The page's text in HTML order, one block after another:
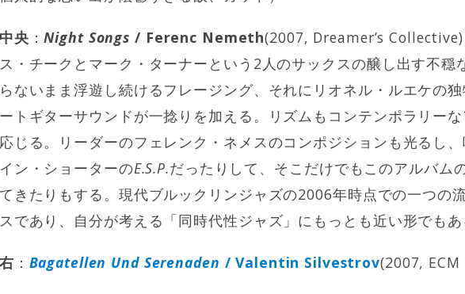
央 ：Night Songs / Ferenc Nemeth(2007, Dreamer’s Collective)
・チークとマーク・ターナーという2人のサックスの醸し出す不穏
ないまま浮遊し続けるフレージング、それにリオネル・ルエケの
トギターサウンドが一捻りを加える。リズムもコンテンポラリー
じる。リーダーのフェレンク・ネメスのコンポジションも光るし
ン・ショーターのE.S.P.だったりして、そこだけでもこのアルバム
きたりもする。現代ブルックリンジャズの2006年時点での一つの
であり、自分が考える「同時代性ジャズ」にもっとも近い形でもあ
： Bagatellen Und Serenaden / Valentin Silvestrov(2007,